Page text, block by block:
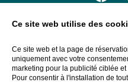
Ce site web utilise des
Ce site web et la page de
uniquement avec votre
marketing pour la publicité ciblée
Pour consentir à l'installation de